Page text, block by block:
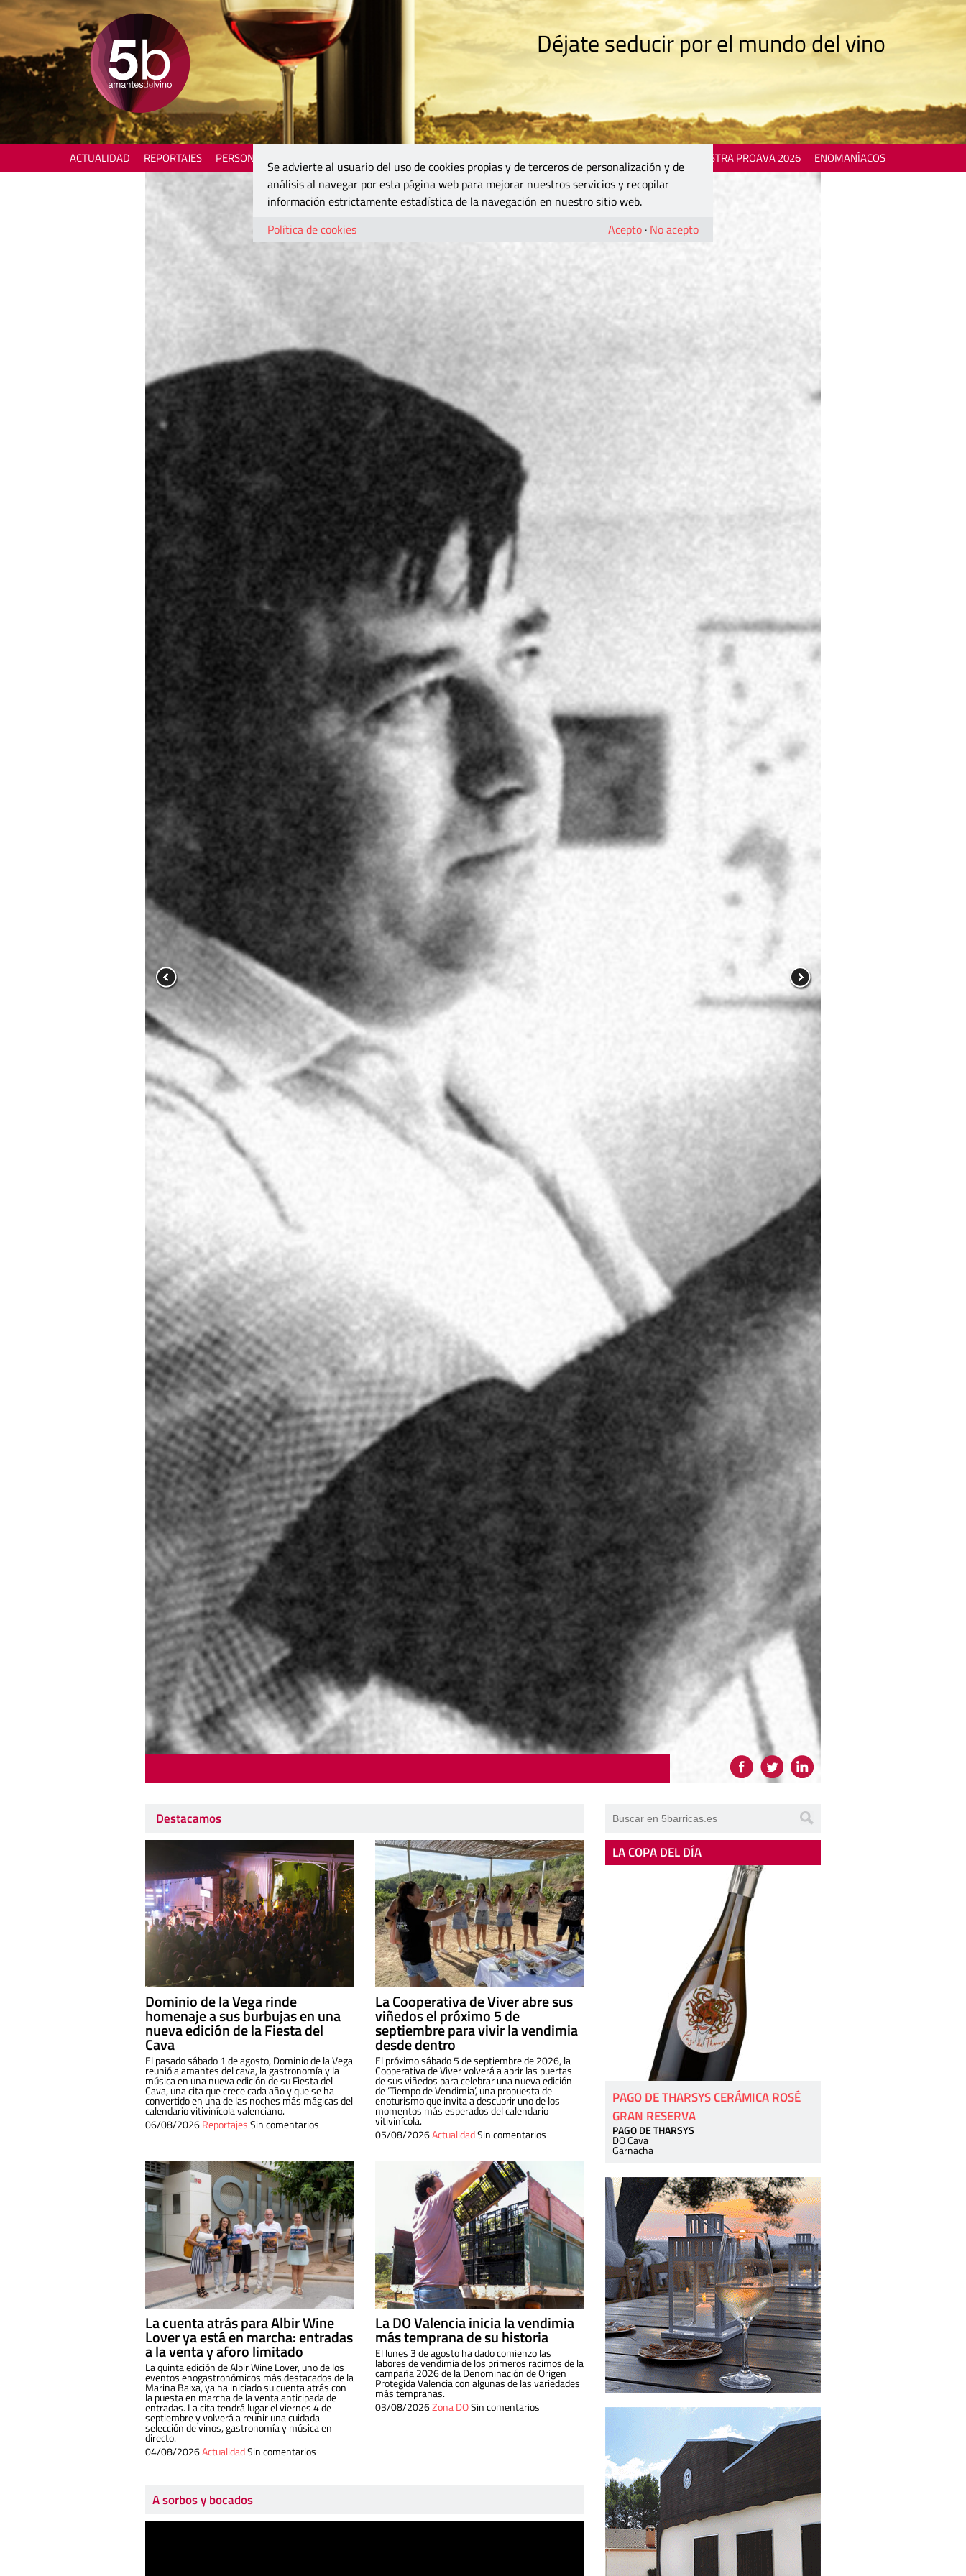
Déjate seducir por el mundo del vino
ACTUALIDAD REPORTAJES PERSONAJES MOSTRA PROAVA 2026 ENOMANÍACOS
Destacamos
Dominio de la Vega rinde
homenaje a sus burbujas en una
nueva edición de la Fiesta del
Cava
El pasado sábado 1 de agosto, Dominio de la Vega
reunió a amantes del cava, la gastronomía y la
música en una nueva edición de su Fiesta del
Cava, una cita que crece cada año y que se ha
convertido en una de las noches más mágicas del
calendario vitivinícola valenciano.
06/08/2026ReportajesSin comentarios
La Cooperativa de Viver abre sus
viñedos el próximo 5 de
septiembre para vivir la vendimia
desde dentro
El próximo sábado 5 de septiembre de 2026, la
Cooperativa de Viver volverá a abrir las puertas
de sus viñedos para celebrar una nueva edición
de ‘Tiempo de Vendimia’, una propuesta de
enoturismo que invita a descubrir uno de los
momentos más esperados del calendario
vitivinícola.
05/08/2026ActualidadSin comentarios
La cuenta atrás para Albir Wine
Lover ya está en marcha: entradas
a la venta y aforo limitado
La quinta edición de Albir Wine Lover, uno de los
eventos enogastronómicos más destacados de la
Marina Baixa, ya ha iniciado su cuenta atrás con
la puesta en marcha de la venta anticipada de
entradas. La cita tendrá lugar el viernes 4 de
septiembre y volverá a reunir una cuidada
selección de vinos, gastronomía y música en
directo.
04/08/2026ActualidadSin comentarios
La DO Valencia inicia la vendimia
más temprana de su historia
El lunes 3 de agosto ha dado comienzo las
labores de vendimia de los primeros racimos de la
campaña 2026 de la Denominación de Origen
Protegida Valencia con algunas de las variedades
más tempranas.
03/08/2026Zona DOSin comentarios
A sorbos y bocados
LA COPA DEL DÍA
PAGO DE THARSYS CERÁMICA ROSÉ
GRAN RESERVA
PAGO DE THARSYS
DO Cava
Garnacha
Se advierte al usuario del uso de cookies propias y de terceros de personalización y de
análisis al navegar por esta página web para mejorar nuestros servicios y recopilar
información estrictamente estadística de la navegación en nuestro sitio web.
Política de cookies
Acepto · No acepto